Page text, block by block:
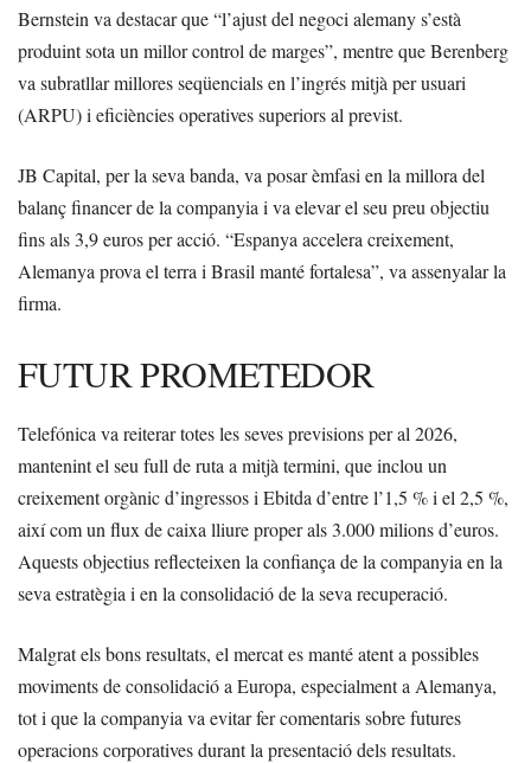
Bernstein va destacar que “l’ajust del negoci alemany s’està
produint sota un millor control de marges”, mentre que Berenberg
va subratllar millores seqüencials en l’ingrés mitjà per usuari
(ARPU) i eficiències operatives superiors al previst.
JB Capital, per la seva banda, va posar èmfasi en la millora del
balanç financer de la companyia i va elevar el seu preu objectiu
fins als 3,9 euros per acció. “Espanya accelera creixement,
Alemanya prova el terra i Brasil manté fortalesa”, va assenyalar la
firma.
FUTUR PROMETEDOR
Telefónica va reiterar totes les seves previsions per al 2026,
mantenint el seu full de ruta a mitjà termini, que inclou un
creixement orgànic d’ingressos i Ebitda d’entre l’1,5 % i el 2,5 %,
així com un flux de caixa lliure proper als 3.000 milions d’euros.
Aquests objectius reflecteixen la confiança de la companyia en la
seva estratègia i en la consolidació de la seva recuperació.
Malgrat els bons resultats, el mercat es manté atent a possibles
moviments de consolidació a Europa, especialment a Alemanya,
tot i que la companyia va evitar fer comentaris sobre futures
operacions corporatives durant la presentació dels resultats.